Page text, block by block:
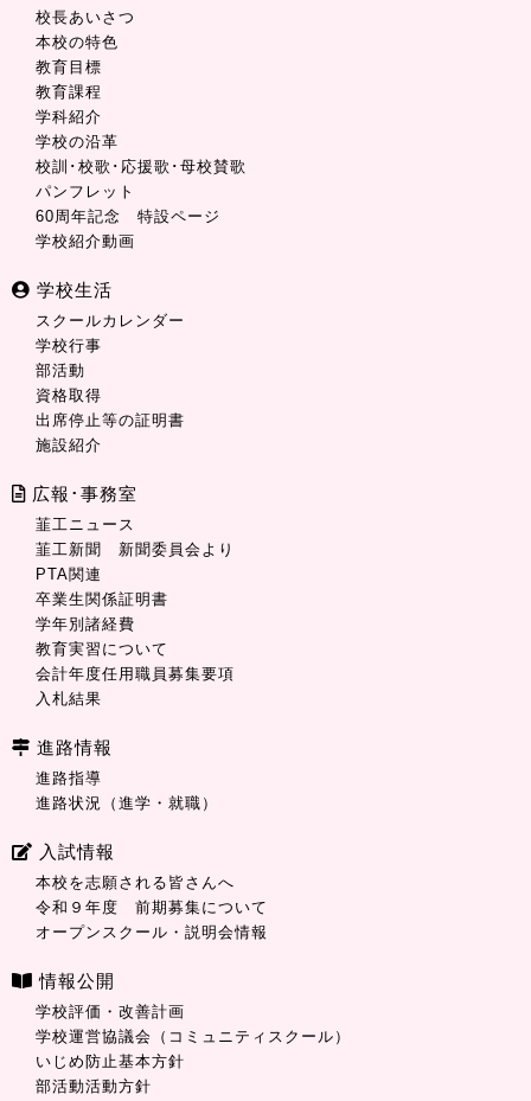
校長あいさつ
本校の特色
教育目標
教育課程
学科紹介
学校の沿革
校訓･校歌･応援歌･母校賛歌
パンフレット
60周年記念 特設ページ
学校紹介動画
学校生活
スクールカレンダー
学校行事
部活動
資格取得
出席停止等の証明書
施設紹介
広報･事務室
韮工ニュース
韮工新聞 新聞委員会より
PTA関連
卒業生関係証明書
学年別諸経費
教育実習について
会計年度任用職員募集要項
入札結果
進路情報
進路指導
進路状況（進学・就職）
入試情報
本校を志願される皆さんへ
令和９年度 前期募集について
オープンスクール・説明会情報
情報公開
学校評価・改善計画
学校運営協議会（コミュニティスクール）
いじめ防止基本方針
部活動活動方針